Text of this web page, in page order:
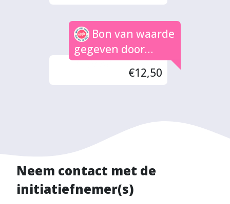
Bon van waarde
gegeven door
YILMAZ
€12,50
Neem contact met de
initiatiefnemer(s)